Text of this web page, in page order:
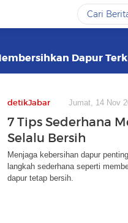
Dapur
detikJabar Jumat, 14 Nov
7 Tips Sederhana
Selalu Bersih
Menjaga kebersihan dapur
langkah sederhana seperti
dapur tetap bersih.